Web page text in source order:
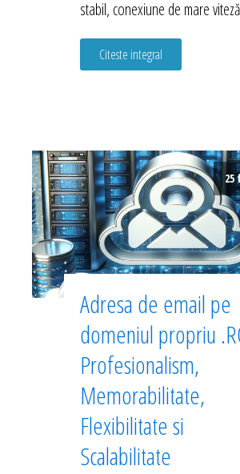
stabil, conexiune de mare
Citeste integral
25
Adresa de email pe
domeniul propriu
Profesionalism,
Memorabilitate,
Flexibilitate si
Scalabilitate